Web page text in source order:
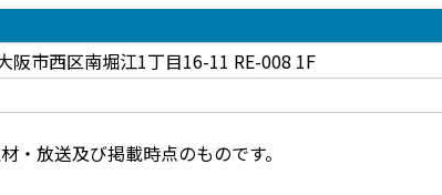
阪市西区南堀江1丁目16-11 RE-008 1F
放送及び掲載時点のものです。